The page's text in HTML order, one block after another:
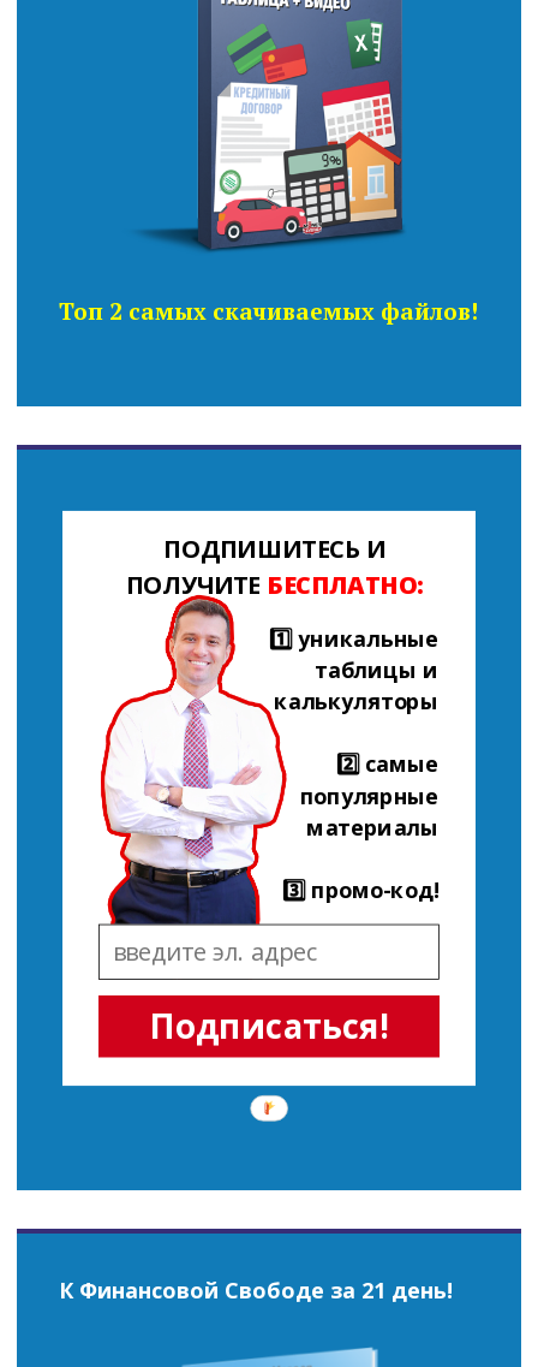
Топ 2 самых скачиваемых файлов!
Подписаться!
ПОДПИШИТЕСЬ И
ПОЛУЧИТЕ БЕСПЛАТНО:
1️⃣ уникальные
таблицы и
калькуляторы
2️⃣ самые
популярные
материалы
3️⃣ промо-код!
К Финансовой Свободе за 21 день!